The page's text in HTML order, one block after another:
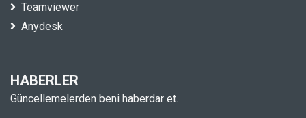
Teamviewer
Anydesk
HABERLER
Güncellemelerden beni haberdar et.